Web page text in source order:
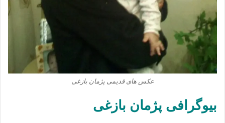
عکس های قدیمی پژمان بازغی
بیوگرافی پژمان بازغی